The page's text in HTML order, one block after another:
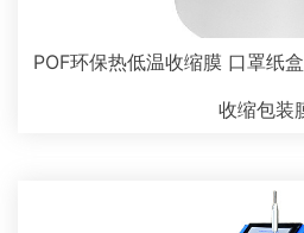
POF环保热低温收缩膜 口罩纸
收缩包装